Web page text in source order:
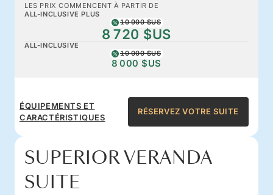
LES PRIX COMMENCENT À PARTIR DE
ALL-INCLUSIVE PLUS
10 900 $US
8 720 $US
ALL-INCLUSIVE
10 000 $US
8 000 $US
ÉQUIPEMENTS ET
CARACTÉRISTIQUES
RÉSERVEZ VOTRE SUITE
SUPERIOR VERANDA
SUITE